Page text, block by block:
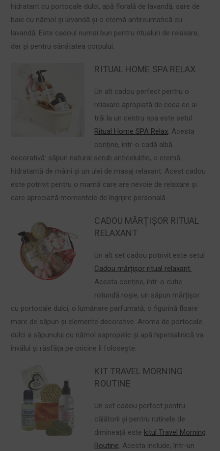
hidratant cu portocale dulci, apă florală de lavandă, sare de
baie cu nămol și lavandă și o cremă antireumatică cu
lavandă. Este cadoul numai bun pentru ritualuri de relaxare,
dar și pentru sănătatea corpului.
RITUAL HOME SPA RELAX
Un alt cadou perfect pentru o
relaxare apropiată de ceea ce ai
trăi la un centru spa este setul
Ritual Home SPA Relax . Acesta
conține, într-o cadă albă
decorativă: săpun natural scrub anticelulitic, o cremă
hidratantă de mâini și un ulei de masaj relaxant. Acest cadou
este potrivit pentru o mamă care are nevoie de relaxare și
care apreciază momentele de îngrijire personală.
CADOU MĂRȚIȘOR RITUAL
RELAXANT
Un alt set cadou potrivit este setul
Cadou mărțișor ritual relaxant.
Acesta conține, într-o cutie
rotundă roșie, un săpun mărțișor
cu portocale dulci, o lumânare parfumată, o figurină floare
mare de săpun și elemente decorative. Aroma de portocale
dulci a săpunului cu nămol sapropelic și apă hipersalinică va
învălui și răsfăța pe oricine îl folosește.
KIT TRAVEL MORNING
ROUTINE
Un set cadou perfect pentru
călătorii și pentru rutinele de
dimineață este kitul Travel Morning
Routine . Acesta include, într-un